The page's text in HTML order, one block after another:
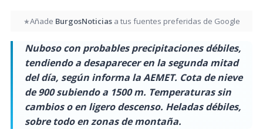
★Añade BurgosNoticiasa tus fuentes preferidas de Google
Nuboso con probables precipitaciones débiles,
tendiendo a desaparecer en la segunda mitad
del día, según informa la AEMET. Cota de nieve
de 900 subiendo a 1500 m. Temperaturas sin
cambios o en ligero descenso. Heladas débiles,
sobre todo en zonas de montaña.